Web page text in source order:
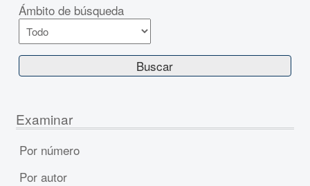
Ámbito de búsqueda
Examinar
Por número
Por autor